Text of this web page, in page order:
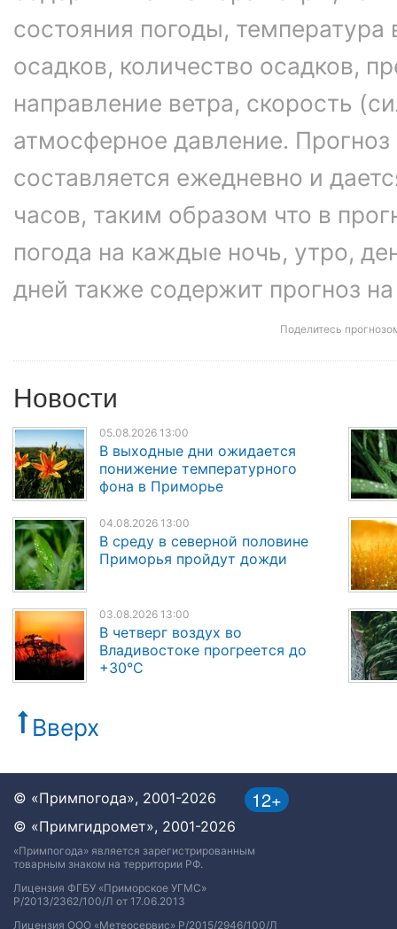
состояния погоды, температура
осадков, количество осадков,
направление ветра, скорость
атмосферное давление.
составляется ежедневно и
часов, таким образом что в
погода на каждые ночь, утро,
дней также содержит прогноз
Поделитесь
Новости
05.08.2026 13:00
В выходные дни ожидается
понижение температурного
фона в Приморье
04.08.2026 13:00
В среду в северной половине
Приморья пройдут дожди
03.08.2026 13:00
В четверг воздух во
Владивостоке прогреется до
+30°C
Вверх
12+
© «Примпогода», 2001-2026
© «Примгидромет», 2001-2026
«Примпогода» является зарегистрированным
товарным знаком на территории РФ.
Лицензия ФГБУ «Приморское УГМС»
Р/2013/2362/100/Л от 17.06.2013
Лицензия ООО «Метеосервис» Р/2015/2946/100/Л